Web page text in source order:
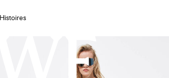
Histoires